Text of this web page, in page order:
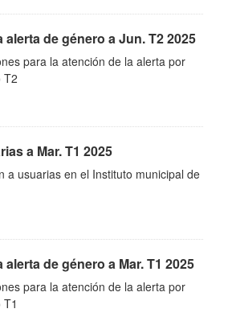
de género a Jun. T2 2025
para la atención de la alerta por
T2
a Mar. T1 2025
a usuarias en el Instituto municipal de
de género a Mar. T1 2025
para la atención de la alerta por